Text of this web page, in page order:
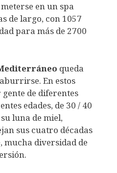
meterse en un spa
de largo, con 1057
para más de 2700
queda
En estos
de diferentes
edades, de 30 / 40
luna de miel,
sus cuatro décadas
mucha diversidad de